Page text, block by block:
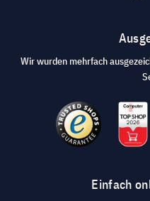
Wir wurden mehrfach
Einfach